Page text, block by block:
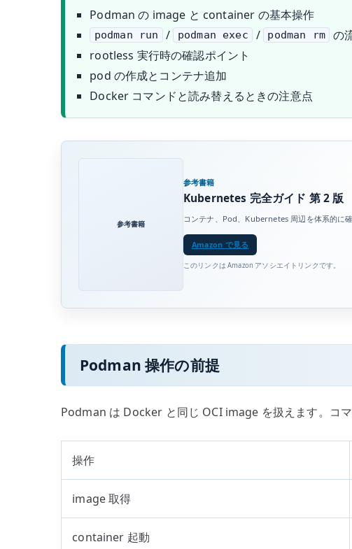
Podman の image と container の基本操作
podman run / podman exec / podman rm
の
rootless 実行時の確認ポイント
pod の作成とコンテナ追加
Docker コマンドと読み替えるときの注意点
参考書籍
参考書籍
Kubernetes 完全ガイド 第 2 版
コンテナ、Pod、Kubernetes 周辺を体系的に
Amazon で見る
このリンクは Amazon アソシエイトリンクです。
Podman 操作の前提
Podman は Docker と同じ OCI image を扱えます。コ
操作
image 取得
container 起動